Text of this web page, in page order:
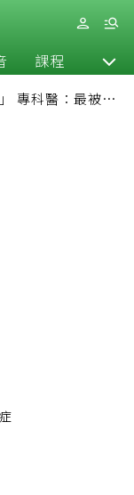
課程 退休
專科醫：最被忽